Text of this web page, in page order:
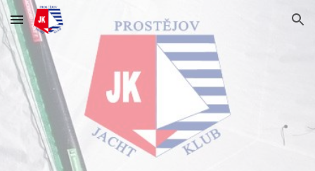
Skip to main content Skip to navigation